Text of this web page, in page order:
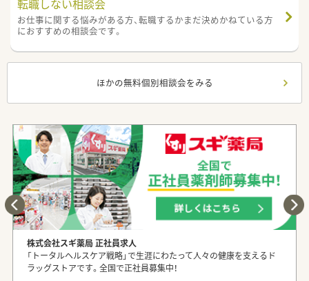
転職しない相談会
お仕事に関する悩みがある方、転職するかまだ決めかねている方
におすすめの相談会です。
ほかの無料個別相談会をみる
株式会社スギ薬局 正社員求人
「トータルヘルスケア戦略」で生涯にわたって人々の健康を支えるド
ラッグストアです。全国で正社員募集中！